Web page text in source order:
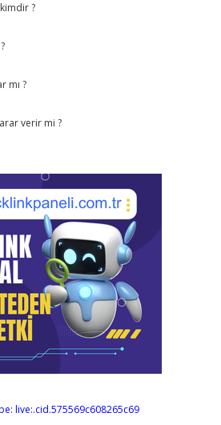
kimdir ?
mı ?
verir mi ?
live:.cid.575569c608265c69